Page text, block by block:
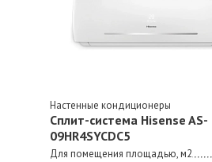
Настенные кондиционеры
Сплит-система Hisense AS-
09HR4SYCDC5
Для помещения площадью, м2